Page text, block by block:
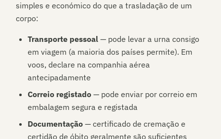
simples e económico do que a trasladação de um
corpo:
Transporte pessoal — pode levar a urna consigo
em viagem (a maioria dos países permite). Em
voos, declare na companhia aérea
antecipadamente
Correio registado — pode enviar por correio em
embalagem segura e registada
Documentação — certificado de cremação e
certidão de óbito geralmente são suficientes